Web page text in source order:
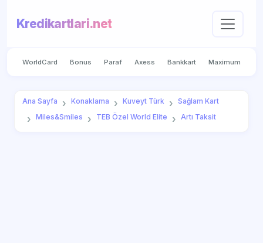
Kredikartlari.net
WorldCard Bonus Paraf Axess Bankkart Maximum
Ana Sayfa Konaklama Kuveyt Türk
Sağlam Kart
Miles&Smiles
TEB Özel World Elite Artı Taksit